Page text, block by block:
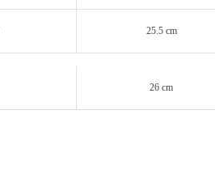
25.5 cm
26 cm